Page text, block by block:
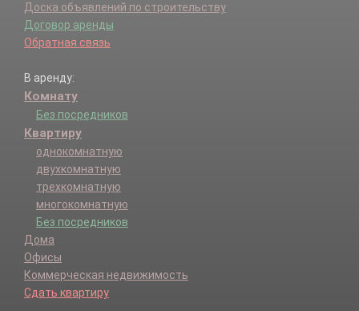
Доска объявлений по строительству
Договор аренды
Обратная связь
В аренду:
Комнату
Без посредников
Квартиру
однокомнатную
двухкомнатную
трехкомнатную
многокомнатную
Без посредников
Дома
Офисы
Коммерческая недвижимость
Сдать квартиру